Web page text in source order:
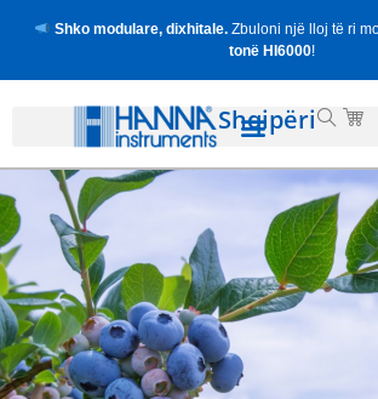
Shko modulare, dixhitale.Zbuloni një lloj të ri
tonë HI6000!
Shqipëri